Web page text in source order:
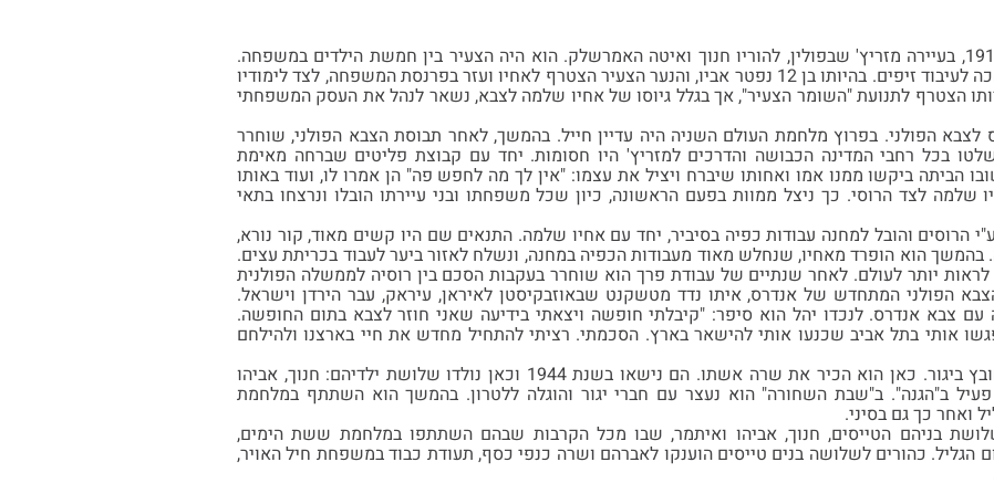
אברהם נולד באוגוסט 1915, בעיירה מזריץ' שבפולין, להוריו חנוך ואיטה האמרשלק. הוא היה הצעיר בין חמשת הילדים במשפחה.
למשפחתו היה בית מלאכה לעיבוד זיפים. בהיותו בן 12 נפטר אביו, והנער הצעיר הצטרף לאחיו ועזר בפרנסת המשפחה, לצד לימודיו
הצטרף לתנועת "השומר הצעיר", אך בגלל גיוסו של אחיו שלמה לצבא, נשאר לנהל את העסק המשפחתי
התגייס לצבא הפולני. בפרוץ מלחמת העולם השניה היה עדיין חייל. בהמשך, לאחר תבוסת הצבא הפולני, שוחרר
בכל רחבי המדינה הכבושה והדרכים למזריץ' היו חסומות. יחד עם קבוצת פליטים שברחה מאימת
הביתה ביקשו ממנו אמו ואחותו שיברח ויציל את עצמו: "אין לך מה לחפש פה" הן אמרו לו, ועוד באותו
שלמה לצד הרוסי. כך ניצל ממוות בפעם הראשונה, כיון שכל משפחתו ובני עיירתו הובלו ונרצחו בתאי
נעצר ע"י הרוסים והובל למחנה עבודות כפיה בסיביר, יחד עם אחיו שלמה. התנאים שם היו קשים מאוד, קור נורא,
בהמשך הוא הופרד מאחיו, שנחלש מאוד מעבודות הכפיה במחנה, ונשלח לאזור ביער לעבוד בכריתת עצים.
יותר לעולם. לאחר שנתיים של עבודת פרך הוא שוחרר בעקבות הסכם בין רוסיה לממשלה הפולנית
הפולני המתחדש של אנדרס, איתו נדד מטשקנט שבאוזבקיסטן לאיראן, עיראק, עבר הירדן וישראל.
ארצה עם צבא אנדרס. לנכדו יהל הוא סיפר: "קיבלתי חופשה ויצאתי בידיעה שאני חוזר לצבא בתום החופשה.
אותי בתל אביב שכנעו אותי להישאר בארץ. הסכמתי. רציתי להתחיל מחדש את חיי בארצנו ולהילחם
אברהם ביקש קיבוץ ושובץ ביגור. כאן הוא הכיר את שרה אשתו. הם נישאו בשנת 1944 וכאן נולדו שלושת ילדיהם: חנוך, אביהו
ב"הגנה". ב"שבת השחורה" הוא נעצר עם חברי יגור והוגלה ללטרון. בהמשך הוא השתתף במלחמת
ואחר כך גם בסיני.
בניהם הטייסים, חנוך, אביהו ואיתמר, שבו מכל הקרבות שבהם השתתפו במלחמת ששת הימים,
הגליל. כהורים לשלושה בנים טייסים הוענקו לאברהם ושרה כנפי כסף, תעודת כבוד במשפחת חיל האויר,